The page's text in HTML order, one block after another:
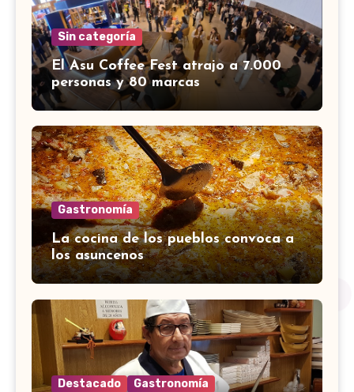
Sin categoría
El Asu Coffee Fest atrajo a 7.000
personas y 80 marcas
Gastronomía
La cocina de los pueblos convoca a
los asuncenos
Destacado Gastronomía